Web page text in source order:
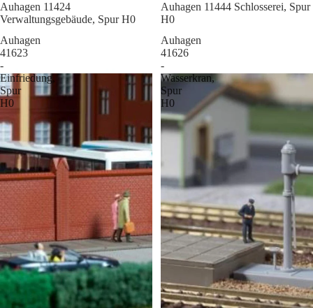
Sale
Auhagen 11424
Verwaltungsgebäude, Spur H0
Sale
Auhagen 11444 Schlosserei, Spur
H0
Auhagen
41623
-
Einfriedung,
Spur
H0
Auhagen
41626
-
Wasserkran,
Spur
H0